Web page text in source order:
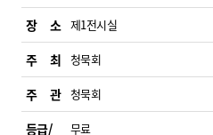
장 소 제1전시실
주 최 청묵회
주 관 청묵회
등급/
무료